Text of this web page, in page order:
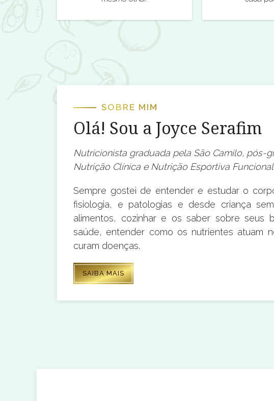
SOBRE MIM
Olá! Sou a Joyce Serafim
Nutricionista graduada pela São Camilo, pós-
Nutrição Clínica e Nutrição Esportiva
Sempre gostei de entender e estudar o
fisiologia, e patologias e desde criança
alimentos, cozinhar e os saber sobre seus
saúde, entender como os nutrientes atuam
curam doenças.
SAIBA MAIS